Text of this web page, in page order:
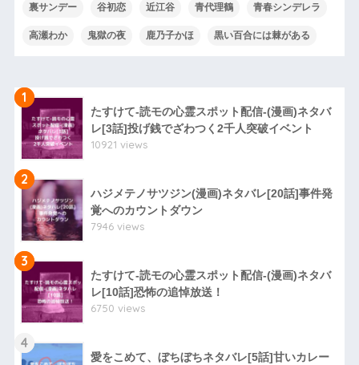
裏サンデー 谷初恋 近江谷 青代理鶴 青春シンデレラ
高瀬わか 鬼獄の夜 鹿乃子かほ 黒い百合には棘がある
1
たすけて-読モの心霊スポット配信-(漫画)ネタバ
レ[3話]投げ銭でざわつく2千人突破イベント
10921 views
2
ハジメテノサツジン(漫画)ネタバレ[20話]事件発
覚へのカウントダウン
7946 views
3
たすけて-読モの心霊スポット配信-(漫画)ネタバ
レ[10話]恐怖の追悼放送！
6750 views
4
愛をこめて、ぼちぼちネタバレ[5話]甘いカレー